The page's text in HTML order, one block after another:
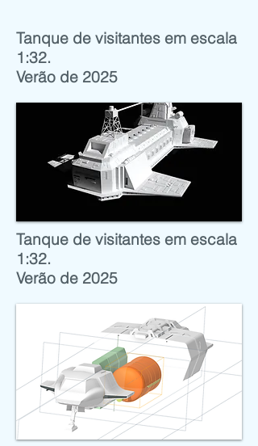
Tanque de visitantes em escala
1:32.
Verão de 2025
Tanque de visitantes em escala
1:32.
Verão de 2025